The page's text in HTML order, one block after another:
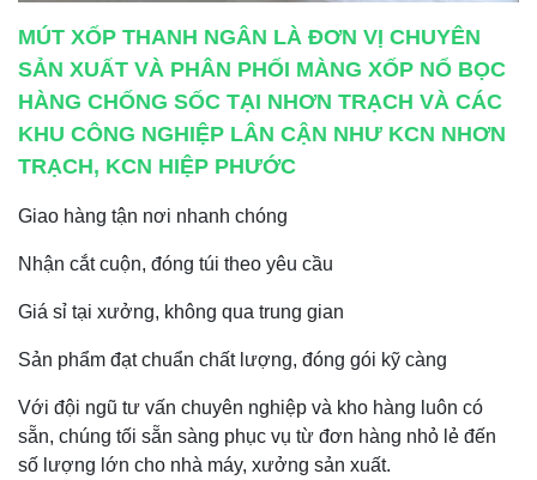
MÚT XỐP THANH NGÂN LÀ ĐƠN VỊ CHUYÊN
SẢN XUẤT VÀ PHÂN PHỐI MÀNG XỐP NỔ BỌC
HÀNG CHỐNG SỐC TẠI NHƠN TRẠCH VÀ CÁC
KHU CÔNG NGHIỆP LÂN CẬN NHƯ KCN NHƠN
TRẠCH, KCN HIỆP PHƯỚC
Giao hàng tận nơi nhanh chóng
Nhận cắt cuộn, đóng túi theo yêu cầu
Giá sỉ tại xưởng, không qua trung gian
Sản phẩm đạt chuẩn chất lượng, đóng gói kỹ càng
Với đội ngũ tư vấn chuyên nghiệp và kho hàng luôn có
sẵn, chúng tối sẵn sàng phục vụ từ đơn hàng nhỏ lẻ đến
số lượng lớn cho nhà máy, xưởng sản xuất.